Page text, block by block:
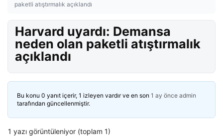
paketli atıştırmalık açıklandı
Harvard uyardı: Demansa
neden olan paketli atıştırmalık
açıklandı
Bu konu 0 yanıt içerir, 1 izleyen vardır ve en son 1 ay önce admin
tarafından güncellenmiştir.
1 yazı görüntüleniyor (toplam 1)